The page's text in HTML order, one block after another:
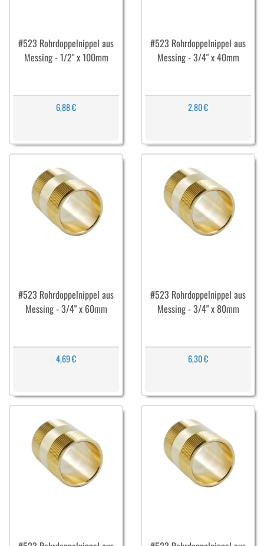
#523 Rohrdoppelnippel aus
Messing - 1/2" x 100mm
6,88 €
#523 Rohrdoppelnippel aus
Messing - 3/4" x 40mm
2,80 €
#523 Rohrdoppelnippel aus
Messing - 3/4" x 60mm
4,69 €
#523 Rohrdoppelnippel aus
Messing - 3/4" x 80mm
6,30 €